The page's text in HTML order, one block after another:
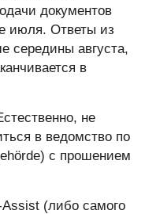
документов
июля. Ответы из
середины августа,
в
не
в ведомство по
с прошением
(либо самого